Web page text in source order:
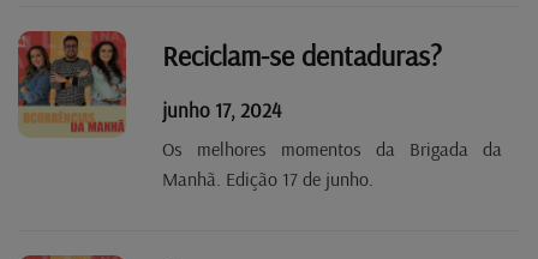
Reciclam-se dentaduras?
junho 17, 2024
Os melhores momentos da Brigada da
Manhã. Edição 17 de junho.